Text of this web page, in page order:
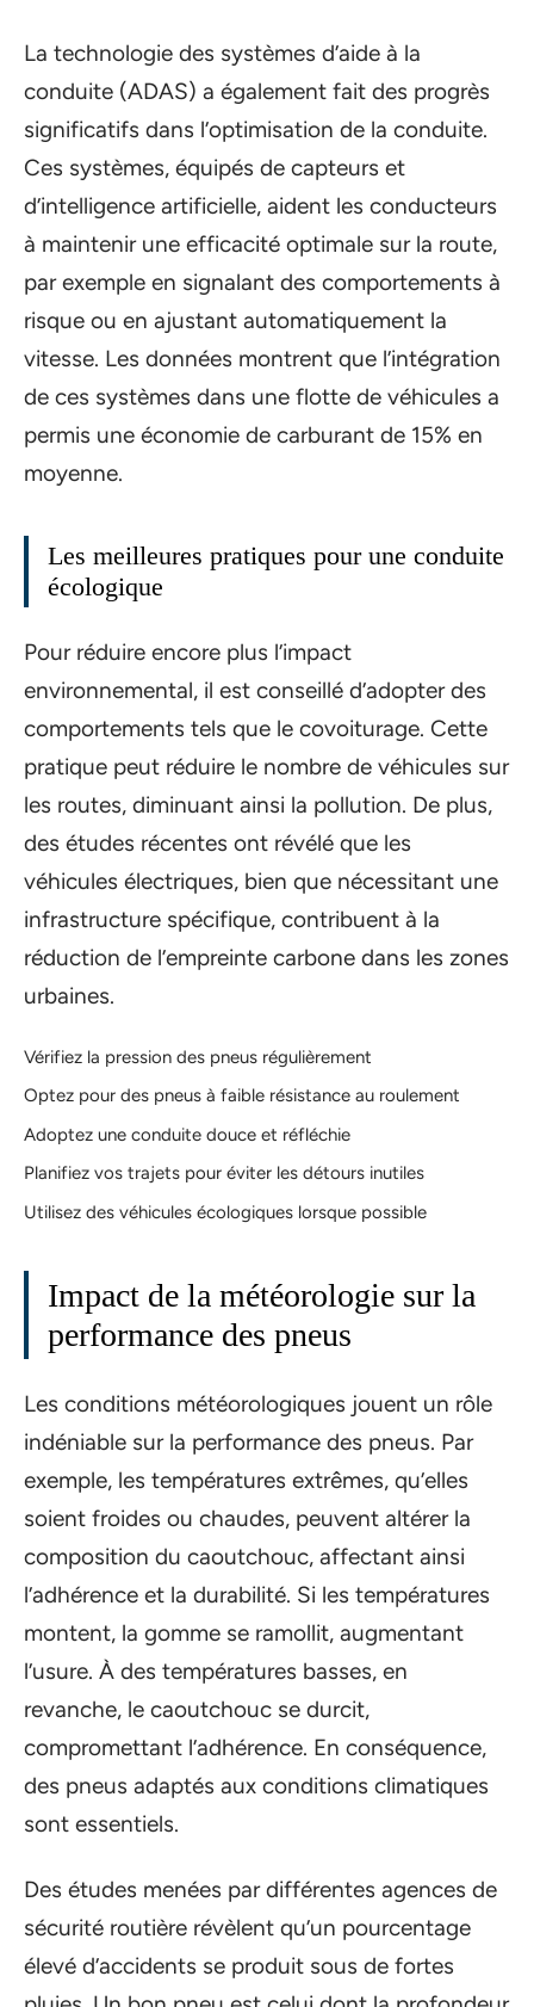
La technologie des systèmes d’aide à la
conduite (ADAS) a également fait des progrès
significatifs dans l’optimisation de la conduite.
Ces systèmes, équipés de capteurs et
d’intelligence artificielle, aident les conducteurs
à maintenir une efficacité optimale sur la route,
par exemple en signalant des comportements à
risque ou en ajustant automatiquement la
vitesse. Les données montrent que l’intégration
de ces systèmes dans une flotte de véhicules a
permis une économie de carburant de 15% en
moyenne.
Les meilleures pratiques pour une conduite
écologique
Pour réduire encore plus l’impact
environnemental, il est conseillé d’adopter des
comportements tels que le covoiturage. Cette
pratique peut réduire le nombre de véhicules sur
les routes, diminuant ainsi la pollution. De plus,
des études récentes ont révélé que les
véhicules électriques, bien que nécessitant une
infrastructure spécifique, contribuent à la
réduction de l’empreinte carbone dans les zones
urbaines.
Vérifiez la pression des pneus régulièrement
Optez pour des pneus à faible résistance au roulement
Adoptez une conduite douce et réfléchie
Planifiez vos trajets pour éviter les détours inutiles
Utilisez des véhicules écologiques lorsque possible
Impact de la météorologie sur la
performance des pneus
Les conditions météorologiques jouent un rôle
indéniable sur la performance des pneus. Par
exemple, les températures extrêmes, qu’elles
soient froides ou chaudes, peuvent altérer la
composition du caoutchouc, affectant ainsi
l’adhérence et la durabilité. Si les températures
montent, la gomme se ramollit, augmentant
l’usure. À des températures basses, en
revanche, le caoutchouc se durcit,
compromettant l’adhérence. En conséquence,
des pneus adaptés aux conditions climatiques
sont essentiels.
Des études menées par différentes agences de
sécurité routière révèlent qu’un pourcentage
élevé d’accidents se produit sous de fortes